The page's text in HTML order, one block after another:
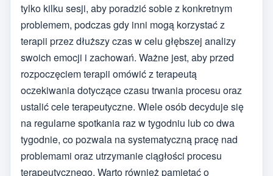
tylko kilku sesji, aby poradzić sobie z konkretnym
problemem, podczas gdy inni mogą korzystać z
terapii przez dłuższy czas w celu głębszej analizy
swoich emocji i zachowań. Ważne jest, aby przed
rozpoczęciem terapii omówić z terapeutą
oczekiwania dotyczące czasu trwania procesu oraz
ustalić cele terapeutyczne. Wiele osób decyduje się
na regularne spotkania raz w tygodniu lub co dwa
tygodnie, co pozwala na systematyczną pracę nad
problemami oraz utrzymanie ciągłości procesu
terapeutycznego. Warto również pamiętać o